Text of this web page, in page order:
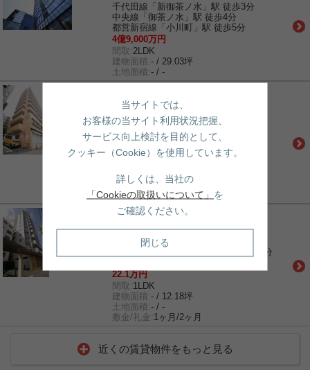
千代田線「新御茶ノ水」駅 徒歩3分
中央線「御茶ノ水」駅 徒歩4分
都営新宿線「小川町」駅 徒歩5分
4億9,000万円
間取: 2LDK
建物面積:- / 29.03坪
土地面積:- / -
ライオンズプラザお茶の水
千代田線「新御茶ノ水」駅 徒歩5分
丸ノ内線「淡路町」駅 徒歩10分
13.5万円
建物面積: - / 10.52坪
土地面積:- / -
敷金/礼金:1ヶ月/1ヶ月
賃貸｜マンション
パークリュクス本郷
丸ノ内線「本郷三丁目」駅 徒歩2分
都営大江戸線「本郷三丁目」駅 徒歩3分
22.1万円
間取: 1LDK
建物面積:- / 12.18坪
土地面積:- / -
敷金/礼金: 1ヶ月/2ヶ月
近くの賃貸物件をもっと見る
当サイトでは、
お客様の当サイト利用状況把握、
サービス向上検討を目的として、
クッキー（Cookie）を使用しています。
詳しくは、当社の
「Cookieの取扱いについて」 を
ご確認ください。
閉じる